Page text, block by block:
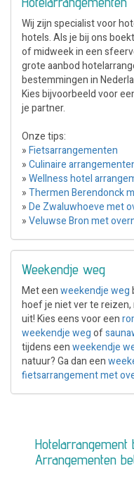
Wij zijn specialist voor
hotels. Als je bij ons
of midweek in een
grote aanbod
bestemmingen in
Kies bijvoorbeeld voor
je partner.
Onze tips:
»Fietsarrangementen
»Culinaire
»Wellness hotel
»Thermen Berendonck
»De Zwaluwhoeve met
»Veluwse Bron met
Weekendje weg
Met eenweekendje weg
hoef je niet ver te reizen,
uit! Kies eens voor een
weekendje wegof
tijdens eenweekendje
natuur? Ga dan een
fietsarrangement met
Hotelarrangement
Arrangementen